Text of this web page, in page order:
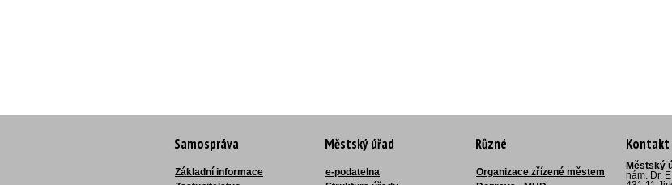
Samospráva
Základní informace
Městský úřad
e-podatelna
Různé
Organizace zřízené městem
Kontakt
Městský
nám. Dr.